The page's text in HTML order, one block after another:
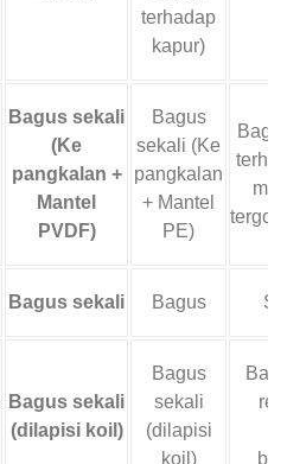
terhadap
kapur)
Bagus sekali
(Ke
pangkalan +
Mantel
PVDF)
Bagus
sekali (Ke
pangkalan
+ Mantel
PE)
Bagus sekali Bagus
Bagus sekali
(dilapisi koil)
Bagus
sekali
(dilapisi
koil)